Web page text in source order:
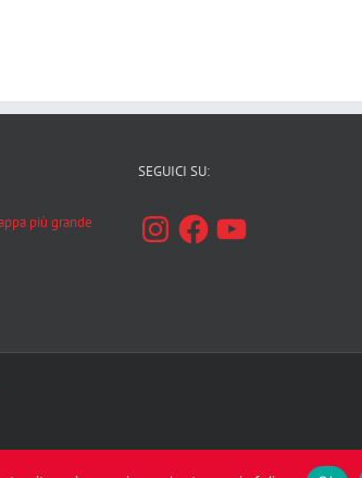
SEGUICI SU:
InstagramFacebookYouTube